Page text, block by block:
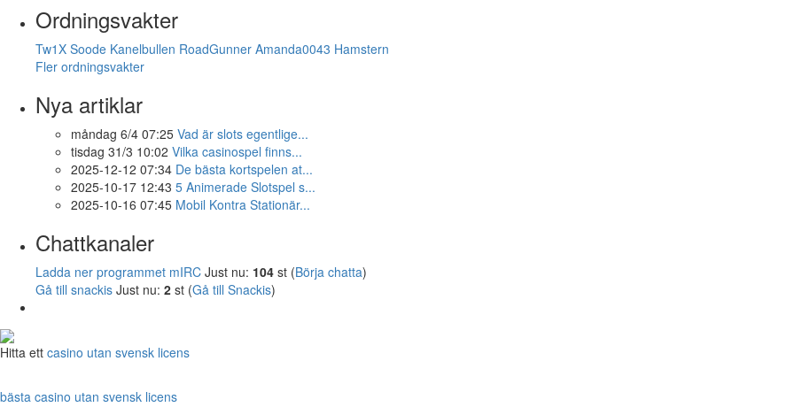
Ordningsvakter
Tw1X Soode Kanelbullen RoadGunner Amanda0043 Hamstern
Fler ordningsvakter
Nya artiklar
måndag 6/4 07:25 Vad är slots egentlige...
tisdag 31/3 10:02 Vilka casinospel finns...
2025-12-12 07:34 De bästa kortspelen at...
2025-10-17 12:43 5 Animerade Slotspel s...
2025-10-16 07:45 Mobil Kontra Stationär...
Chattkanaler
Ladda ner programmet mIRC Just nu: 104 st (Börja chatta)
Gå till snackis Just nu: 2 st (Gå till Snackis)
Hitta ett casino utan svensk licens
bästa casino utan svensk licens